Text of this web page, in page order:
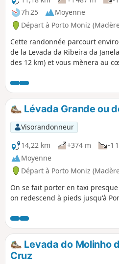
1000m. Randonnée fermée suite
incendies 2024.
7h 25
Moyenne
Départ à Porto Moniz
Cette randonnée parcourt
de la Levada da Ribeira da
des 12 km) et vous mènera au
énormes fougères et parois
impressionnantes. Quelques
sur la vallée de la Ribeira da
longue rivière de Madère)
parcours. Attention, ne pas tenir
dénivelé indiqué dans la fiche
Celui-ci est quasiment nul.
Lévada Grande ou
Visorandonneur
14,22 km
+374 m -1
Moyenne
Départ à Porto Moniz
On se fait porter en taxi
on redescend à pieds jusqu'à
Levada do Molinho
Cruz